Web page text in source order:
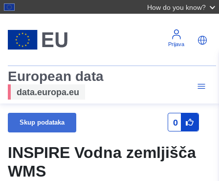
How do you know?
Prijava
European data
data.europa.eu
Skup podataka 0
INSPIRE Vodna zemljišča
WMS